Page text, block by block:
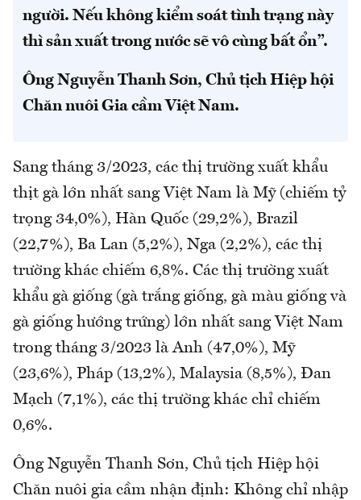
người. Nếu không kiểm soát tình trạng này
thì sản xuất trong nước sẽ vô cùng bất ổn”.
Ông Nguyễn Thanh Sơn, Chủ tịch Hiệp hội
Chăn nuôi Gia cầm Việt Nam.
Sang tháng 3/2023, các thị trường xuất khẩu
thịt gà lớn nhất sang Việt Nam là Mỹ (chiếm tỷ
trọng 34,0%), Hàn Quốc (29,2%), Brazil
(22,7%), Ba Lan (5,2%), Nga (2,2%), các thị
trường khác chiếm 6,8%. Các thị trường xuất
khẩu gà giống (gà trắng giống, gà màu giống và
gà giống hướng trứng) lớn nhất sang Việt Nam
trong tháng 3/2023 là Anh (47,0%), Mỹ
(23,6%), Pháp (13,2%), Malaysia (8,5%), Đan
Mạch (7,1%), các thị trường khác chỉ chiếm
0,6%.
Ông Nguyễn Thanh Sơn, Chủ tịch Hiệp hội
Chăn nuôi gia cầm nhận định: Không chỉ nhập